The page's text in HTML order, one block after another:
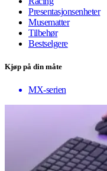
Presentasjonsenheter
Musematter
Tilbehør
Bestselgere
Kjøp på din måte
MX-serien